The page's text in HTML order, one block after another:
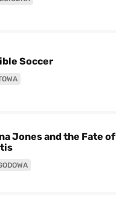
Soccer
Jones and the Fate of